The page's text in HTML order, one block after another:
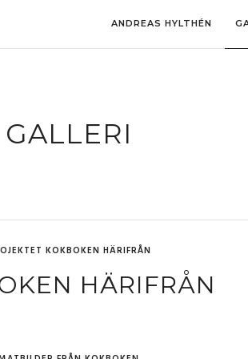
ANDREAS HYLTHÉN
GALLERI
KOKBOKEN HÄRIFRÅN
HÄRIFRÅN